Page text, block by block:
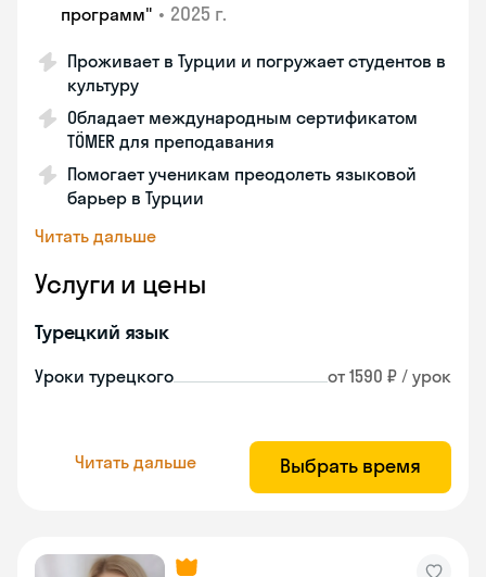
программ" • 2025 г.
Проживает в Турции и погружает студентов в
культуру
Обладает международным сертификатом
TÖMER для преподавания
Помогает ученикам преодолеть языковой
барьер в Турции
Читать дальше
Услуги и цены
Турецкий язык
Уроки турецкого от 1590 ₽ / урок
Читать дальше Выбрать время